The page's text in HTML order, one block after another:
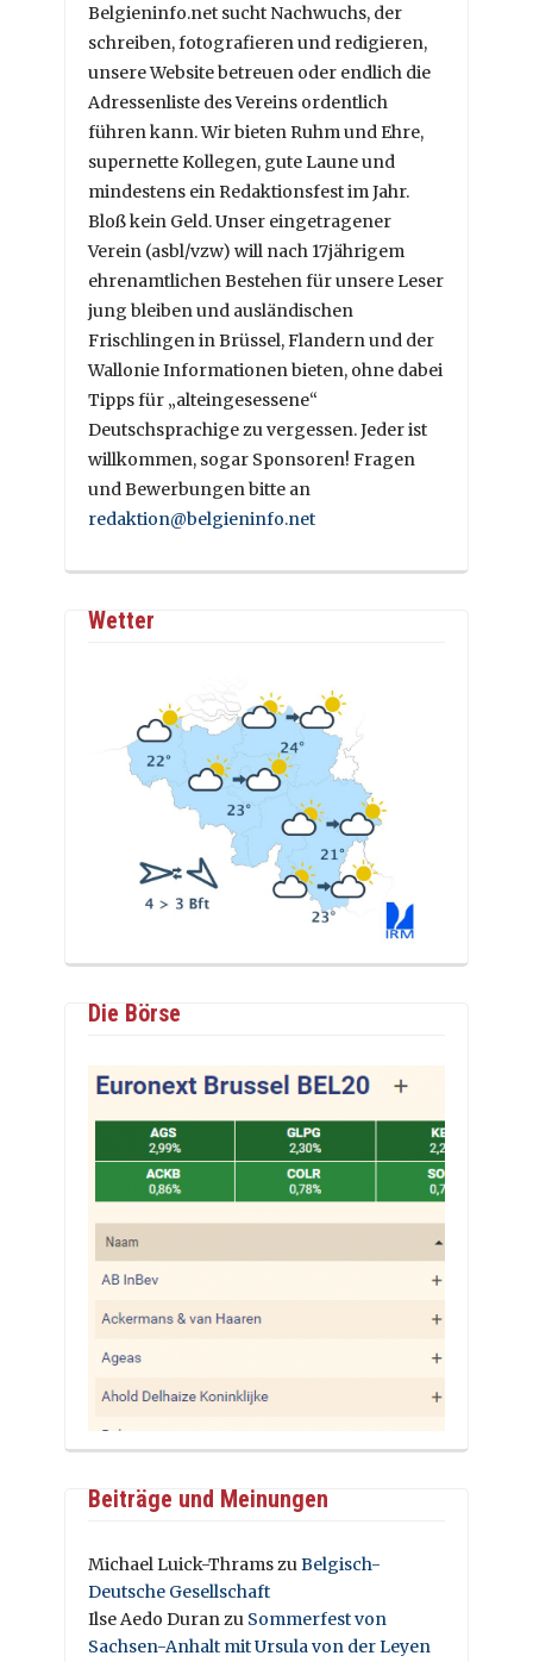
Belgieninfo.net sucht Nachwuchs, der
schreiben, fotografieren und redigieren,
unsere Website betreuen oder endlich die
Adressenliste des Vereins ordentlich
führen kann. Wir bieten Ruhm und Ehre,
supernette Kollegen, gute Laune und
mindestens ein Redaktionsfest im Jahr.
Bloß kein Geld. Unser eingetragener
Verein (asbl/vzw) will nach 17jährigem
ehrenamtlichen Bestehen für unsere Leser
jung bleiben und ausländischen
Frischlingen in Brüssel, Flandern und der
Wallonie Informationen bieten, ohne dabei
Tipps für „alteingesessene“
Deutschsprachige zu vergessen. Jeder ist
willkommen, sogar Sponsoren! Fragen
und Bewerbungen bitte an
redaktion@belgieninfo.net
Wetter
Die Börse
Beiträge und Meinungen
Michael Luick-ThramszuBelgisch-
Deutsche Gesellschaft
Ilse Aedo Duranzu Sommerfest von
Sachsen-Anhalt mit Ursula von der Leyen